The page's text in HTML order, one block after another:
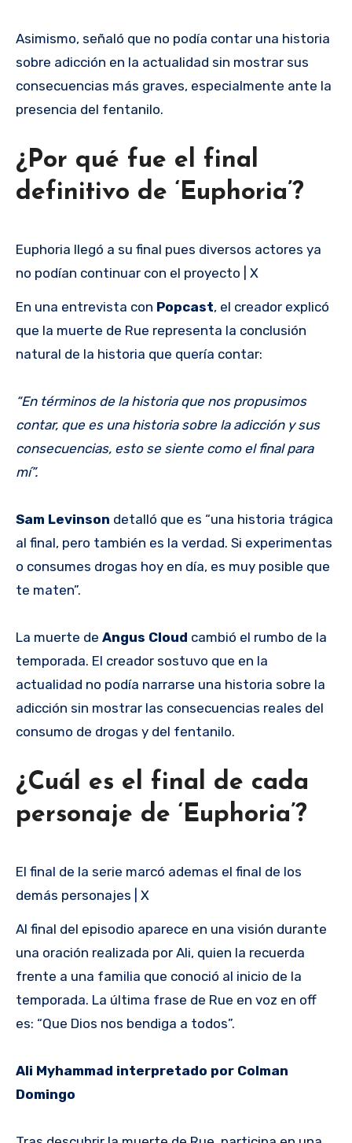
Asimismo, señaló que no podía contar una historia
sobre adicción en la actualidad sin mostrar sus
consecuencias más graves, especialmente ante la
presencia del fentanilo.
¿Por qué fue el final
definitivo de ‘Euphoria’?
Euphoria llegó a su final pues diversos actores ya
no podían continuar con el proyecto | X
En una entrevista con Popcast, el creador explicó
que la muerte de Rue representa la conclusión
natural de la historia que quería contar:
“En términos de la historia que nos propusimos
contar, que es una historia sobre la adicción y sus
consecuencias, esto se siente como el final para
mí”.
Sam Levinson detalló que es “una historia trágica
al final, pero también es la verdad. Si experimentas
o consumes drogas hoy en día, es muy posible que
te maten”.
La muerte de Angus Cloud cambió el rumbo de la
temporada. El creador sostuvo que en la
actualidad no podía narrarse una historia sobre la
adicción sin mostrar las consecuencias reales del
consumo de drogas y del fentanilo.
¿Cuál es el final de cada
personaje de ‘Euphoria’?
El final de la serie marcó ademas el final de los
demás personajes | X
Al final del episodio aparece en una visión durante
una oración realizada por Ali, quien la recuerda
frente a una familia que conoció al inicio de la
temporada. La última frase de Rue en voz en off
es: “Que Dios nos bendiga a todos”.
Ali Myhammad interpretado por Colman
Domingo